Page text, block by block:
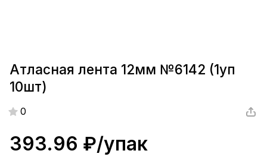
Атласная лента 12мм №6142 (1уп
10шт)
0
393.96 ₽/упак